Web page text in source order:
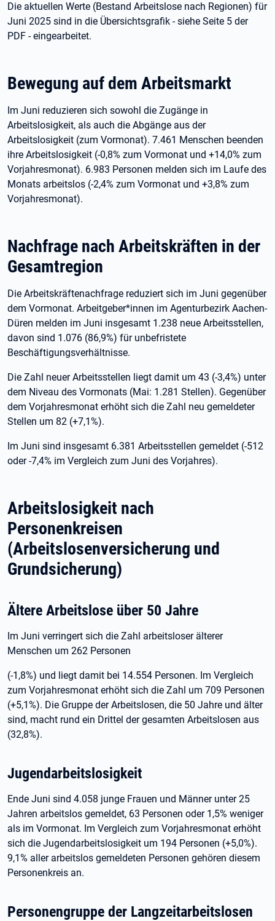
Die aktuellen Werte (Bestand Arbeitslose nach Regionen) für
Juni 2025 sind in die Übersichtsgrafik - siehe Seite 5 der
PDF - eingearbeitet.
Bewegung auf dem Arbeitsmarkt
Im Juni reduzieren sich sowohl die Zugänge in
Arbeitslosigkeit, als auch die Abgänge aus der
Arbeitslosigkeit (zum Vormonat). 7.461 Menschen beenden
ihre Arbeitslosigkeit (-0,8% zum Vormonat und +14,0% zum
Vorjahresmonat). 6.983 Personen melden sich im Laufe des
Monats arbeitslos (-2,4% zum Vormonat und +3,8% zum
Vorjahresmonat).
Nachfrage nach Arbeitskräften in der
Gesamtregion
Die Arbeitskräftenachfrage reduziert sich im Juni gegenüber
dem Vormonat. Arbeitgeber*innen im Agenturbezirk Aachen-
Düren melden im Juni insgesamt 1.238 neue Arbeitsstellen,
davon sind 1.076 (86,9%) für unbefristete
Beschäftigungsverhältnisse.
Die Zahl neuer Arbeitsstellen liegt damit um 43 (-3,4%) unter
dem Niveau des Vormonats (Mai: 1.281 Stellen). Gegenüber
dem Vorjahresmonat erhöht sich die Zahl neu gemeldeter
Stellen um 82 (+7,1%).
Im Juni sind insgesamt 6.381 Arbeitsstellen gemeldet (-512
oder -7,4% im Vergleich zum Juni des Vorjahres).
Arbeitslosigkeit nach
Personenkreisen
(Arbeitslosenversicherung und
Grundsicherung)
Ältere Arbeitslose über 50 Jahre
Im Juni verringert sich die Zahl arbeitsloser älterer
Menschen um 262 Personen
(-1,8%) und liegt damit bei 14.554 Personen. Im Vergleich
zum Vorjahresmonat erhöht sich die Zahl um 709 Personen
(+5,1%). Die Gruppe der Arbeitslosen, die 50 Jahre und älter
sind, macht rund ein Drittel der gesamten Arbeitslosen aus
(32,8%).
Jugendarbeitslosigkeit
Ende Juni sind 4.058 junge Frauen und Männer unter 25
Jahren arbeitslos gemeldet, 63 Personen oder 1,5% weniger
als im Vormonat. Im Vergleich zum Vorjahresmonat erhöht
sich die Jugendarbeitslosigkeit um 194 Personen (+5,0%).
9,1% aller arbeitslos gemeldeten Personen gehören diesem
Personenkreis an.
Personengruppe der Langzeitarbeitslosen